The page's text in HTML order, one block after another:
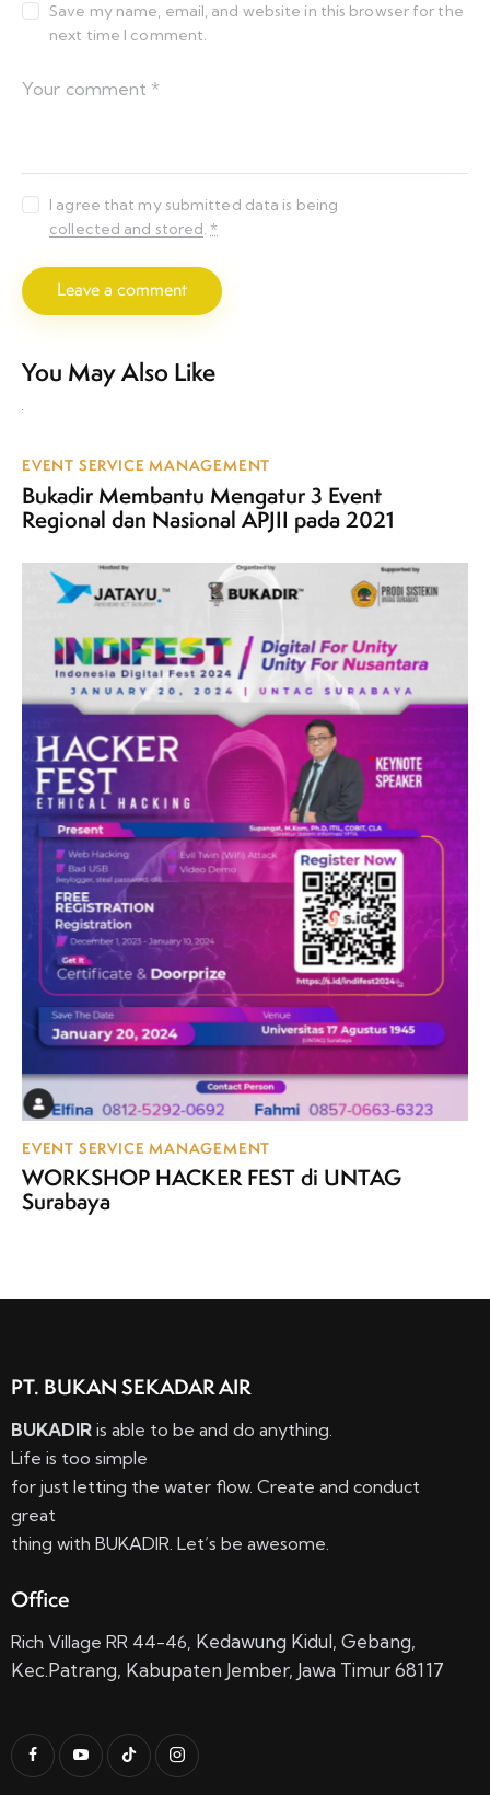
Save my name, email, and website in this browser for the
next time I comment.
I agree that my submitted data is being
collected and stored.*
You May Also Like
EVENT SERVICE MANAGEMENT
Bukadir Membantu Mengatur 3 Event
Regional dan Nasional APJII pada 2021
EVENT SERVICE MANAGEMENT
WORKSHOP HACKER FEST di UNTAG
Surabaya
PT. BUKAN SEKADAR AIR
BUKADIR is able to be and do anything.
Life is too simple
for just letting the water flow. Create and conduct
great
thing with BUKADIR. Let’s be awesome.
Office
Rich Village RR 44-46, Kedawung Kidul, Gebang,
Kec.Patrang, Kabupaten Jember, Jawa Timur 68117